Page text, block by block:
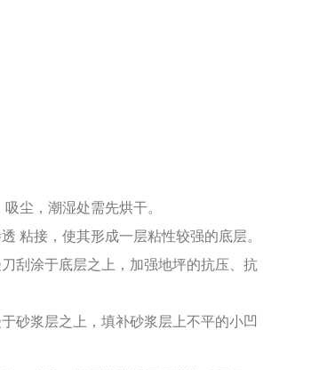
尘，潮湿处需先烘干。
接，使其形成一层粘性较强的底层。
涂于底层之上，加强地坪的抗压、抗
浆层之上，填补砂浆层上不平的小凹